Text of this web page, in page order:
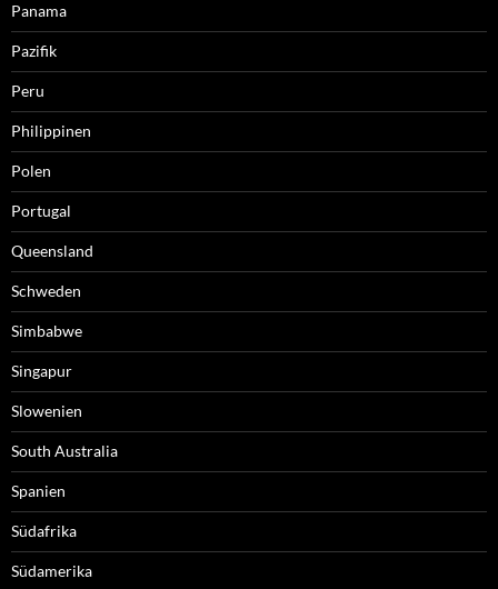
Panama
Pazifik
Peru
Philippinen
Polen
Portugal
Queensland
Schweden
Simbabwe
Singapur
Slowenien
South Australia
Spanien
Südafrika
Südamerika